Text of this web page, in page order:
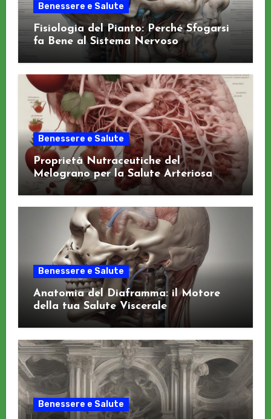
Benessere e Salute
Fisiologia del Pianto: Perché Sfogarsi
fa Bene al Sistema Nervoso
Benessere e Salute
Proprietà Nutraceutiche del
Melograno per la Salute Arteriosa
Benessere e Salute
Anatomia del Diaframma: il Motore
della tua Salute Viscerale
Benessere e Salute